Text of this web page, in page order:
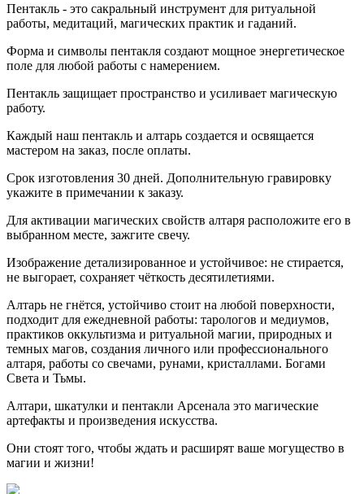
Пентакль - это сакральный инструмент для ритуальной
работы, медитаций, магических практик и гаданий.
Форма и символы пентакля создают мощное энергетическое
поле для любой работы с намерением.
Пентакль защищает пространство и усиливает магическую
работу.
Каждый наш пентакль и алтарь создается и освящается
мастером на заказ, после оплаты.
Срок изготовления 30 дней. Дополнительную гравировку
укажите в примечании к заказу.
Для активации магических свойств алтаря расположите его в
выбранном месте, зажгите свечу.
Изображение детализированное и устойчивое: не стирается,
не выгорает, сохраняет чёткость десятилетиями.
Алтарь не гнётся, устойчиво стоит на любой поверхности,
подходит для ежедневной работы: тарологов и медиумов,
практиков оккультизма и ритуальной магии, природных и
темных магов, создания личного или профессионального
алтаря, работы со свечами, рунами, кристаллами. Богами
Света и Тьмы.
Алтари, шкатулки и пентакли Арсенала это магические
артефакты и произведения искусства.
Они стоят того, чтобы ждать и расширят ваше могущество в
магии и жизни!